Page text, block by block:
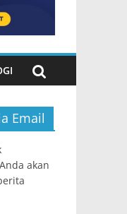
Email
akan